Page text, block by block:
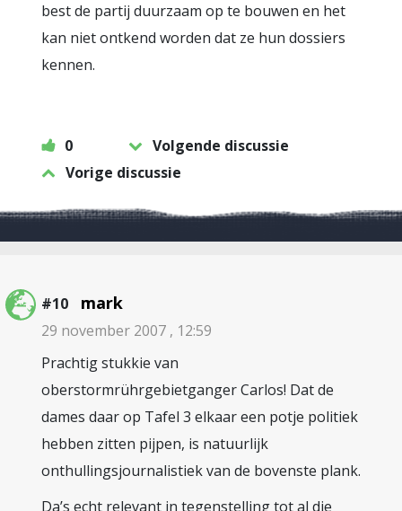
best de partij duurzaam op te bouwen en het
kan niet ontkend worden dat ze hun dossiers
kennen.
0
Volgende discussie
Vorige discussie
#10 mark
29 november 2007 , 12:59
Prachtig stukkie van
oberstormrührgebietganger Carlos! Dat de
dames daar op Tafel 3 elkaar een potje politiek
hebben zitten pijpen, is natuurlijk
onthullingsjournalistiek van de bovenste plank.
Da’s echt relevant in tegenstelling tot al die